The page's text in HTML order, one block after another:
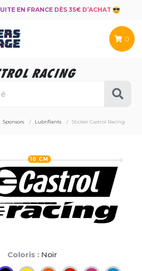
EN FRANCE DÈS 35€ D’ACHAT
0
RACING
Sponsors Lubrifiants Sticker Castrol Racing
10 CM
Coloris : Noir